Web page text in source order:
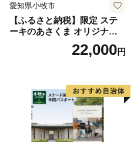
愛知県小牧市
【ふるさと納税】限定 ステ
ーキのあさくま オリジナル
お食事券 6000円 お好きなメ
ニュー 好きなだけ コーンス
県 小牧店 小牧市 チケット 送
料無料
22,000円